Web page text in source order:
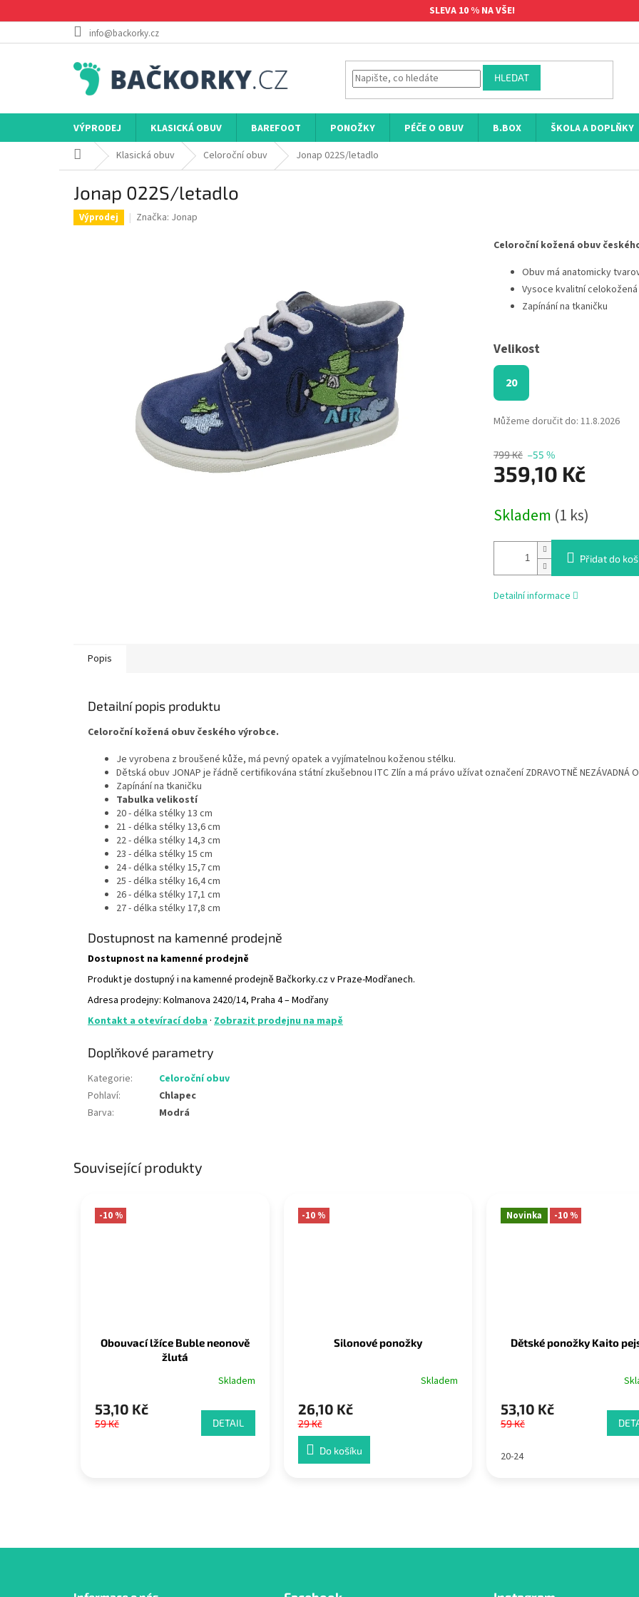
na
SLEVA 10 % NA VŠE!
info@backorky.cz
HLEDAT
VÝPRODEJ KLASICKÁ OBUV BAREFOOT PONOŽKY PÉČE O OBUV B.BOX
ŠKOLA A DOPLŇKY
Domů Klasická obuv Celoroční obuv Jonap 022S/letadlo
Jonap 022S/letadlo
Výprodej Značka: Jonap
799 Kč –55 %
359,10 Kč
cena:
Skladem (1 ks)
Velikost
20
Můžeme doručit do: 11.8.2026
Přidat do
Celoroční kožená obuv
Obuv má anatomicky
Vysoce kvalitní
Zapínání na tkaničku
Detailní informace
Související produkty
-10 %
Obouvací lžíce Buble neonově
žlutá
Skladem
53,10 Kč
59 Kč DETAIL
-10 %
Silonové ponožky
Skladem
26,10 Kč
29 Kč
Do košíku
Novinka -10 %
Dětské ponožky Kaito
53,10 Kč
59 Kč
20-24
Popis
Detailní popis produktu
Celoroční kožená obuv českého výrobce.
Je vyrobena z broušené kůže, má pevný opatek a vyjímatelnou koženou stélku.
Dětská obuv JONAP je řádně certifikována státní zkušebnou ITC Zlín a má právo užívat označení ZDRAVOTNĚ
Zapínání na tkaničku
Tabulka velikostí
20 - délka stélky 13 cm
21 - délka stélky 13,6 cm
22 - délka stélky 14,3 cm
23 - délka stélky 15 cm
24 - délka stélky 15,7 cm
25 - délka stélky 16,4 cm
26 - délka stélky 17,1 cm
27 - délka stélky 17,8 cm
Dostupnost na kamenné prodejně
Dostupnost na kamenné prodejně
Produkt je dostupný i na kamenné prodejně Bačkorky.cz v Praze-Modřanech.
Adresa prodejny: Kolmanova 2420/14, Praha 4 – Modřany
Kontakt a otevírací doba · Zobrazit prodejnu na mapě
Doplňkové parametry
Kategorie:
Celoroční obuv
Pohlaví:
Chlapec
Barva: Modrá